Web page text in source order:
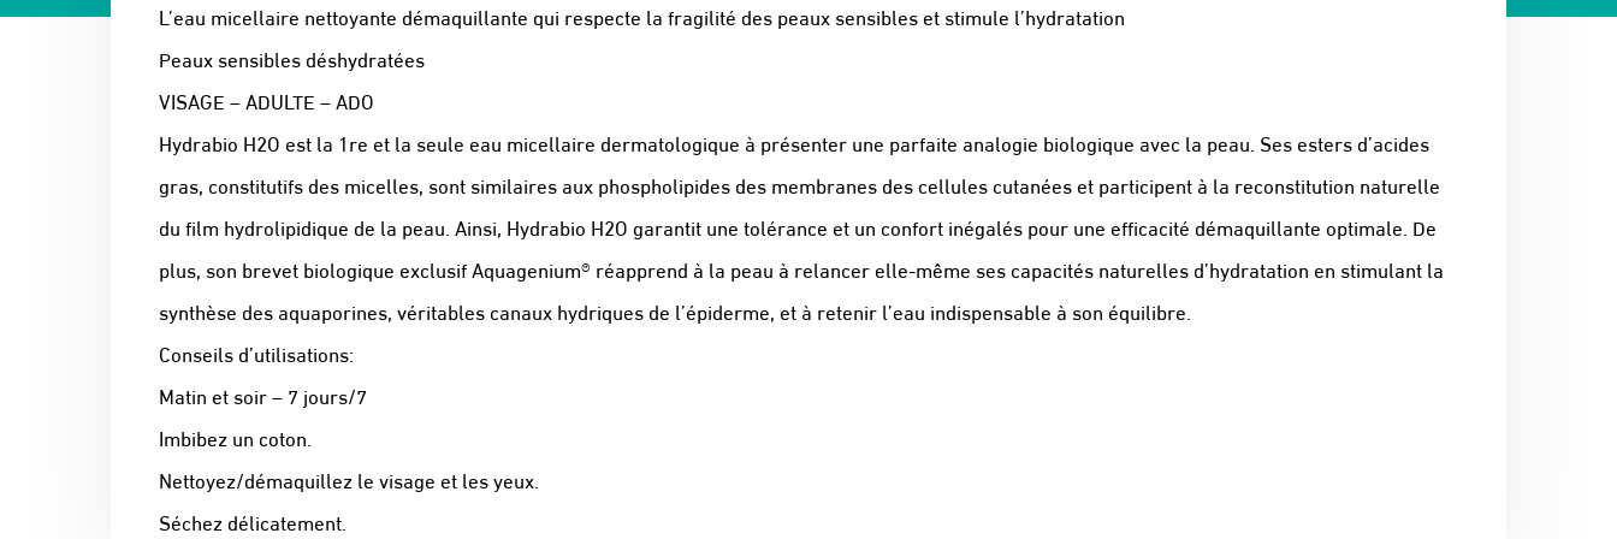
L’eau micellaire nettoyante démaquillante qui respecte la fragilité des peaux sensibles et stimule l’hydratation
Peaux sensibles déshydratées
VISAGE – ADULTE – ADO
Hydrabio H2O est la 1re et la seule eau micellaire dermatologique à présenter une parfaite analogie biologique avec la peau. Ses esters d’acides
gras, constitutifs des micelles, sont similaires aux phospholipides des membranes des cellules cutanées et participent à la reconstitution naturelle
du film hydrolipidique de la peau. Ainsi, Hydrabio H2O garantit une tolérance et un confort inégalés pour une efficacité démaquillante optimale. De
plus, son brevet biologique exclusif Aquagenium® réapprend à la peau à relancer elle-même ses capacités naturelles d’hydratation en stimulant la
synthèse des aquaporines, véritables canaux hydriques de l’épiderme, et à retenir l’eau indispensable à son équilibre.
Conseils d’utilisations:
Matin et soir – 7 jours/7
Imbibez un coton.
Nettoyez/démaquillez le visage et les yeux.
Séchez délicatement.